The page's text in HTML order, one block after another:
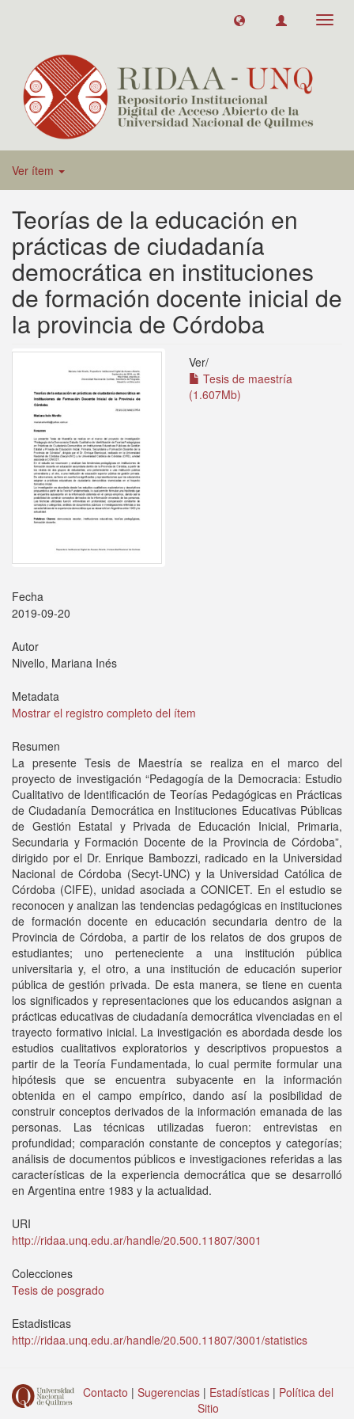
Ver ítem
Teorías de la educación en
prácticas de ciudadanía
democrática en instituciones
de formación docente inicial de
la provincia de Córdoba
Ver/
Tesis de maestría
(1.607Mb)
Fecha
2019-09-20
Autor
Nivello, Mariana Inés
Metadata
Mostrar el registro completo del ítem
Resumen
La presente Tesis de Maestría se realiza en el marco del
proyecto de investigación “Pedagogía de la Democracia: Estudio
Cualitativo de Identificación de Teorías Pedagógicas en Prácticas
de Ciudadanía Democrática en Instituciones Educativas Públicas
de Gestión Estatal y Privada de Educación Inicial, Primaria,
Secundaria y Formación Docente de la Provincia de Córdoba”,
dirigido por el Dr. Enrique Bambozzi, radicado en la Universidad
Nacional de Córdoba (Secyt-UNC) y la Universidad Católica de
Córdoba (CIFE), unidad asociada a CONICET. En el estudio se
reconocen y analizan las tendencias pedagógicas en instituciones
de formación docente en educación secundaria dentro de la
Provincia de Córdoba, a partir de los relatos de dos grupos de
estudiantes; uno perteneciente a una institución pública
universitaria y, el otro, a una institución de educación superior
pública de gestión privada. De esta manera, se tiene en cuenta
los significados y representaciones que los educandos asignan a
prácticas educativas de ciudadanía democrática vivenciadas en el
trayecto formativo inicial. La investigación es abordada desde los
estudios cualitativos exploratorios y descriptivos propuestos a
partir de la Teoría Fundamentada, lo cual permite formular una
hipótesis que se encuentra subyacente en la información
obtenida en el campo empírico, dando así la posibilidad de
construir conceptos derivados de la información emanada de las
personas. Las técnicas utilizadas fueron: entrevistas en
profundidad; comparación constante de conceptos y categorías;
análisis de documentos públicos e investigaciones referidas a las
características de la experiencia democrática que se desarrolló
en Argentina entre 1983 y la actualidad.
URI
http://ridaa.unq.edu.ar/handle/20.500.11807/3001
Colecciones
Tesis de posgrado
Estadisticas
http://ridaa.unq.edu.ar/handle/20.500.11807/3001/statistics
Contacto | Sugerencias | Estadísticas | Política del
Sitio